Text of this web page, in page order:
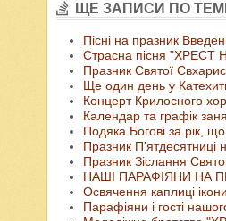
ЩЕ ЗАПИСИ ПО ТЕМІ
Пісні на празник
Страсна пісня "ХРЕСТ
Празник Святої
Ще один день у
Концерт Крилосного
Календар та графік
Подяка Богові за рік,
Празник П'ятдесятниці
Празник Зіслання
НАШІ ПАРАФІЯНИ НА
Освячення каплиці
Парафіяни і гості